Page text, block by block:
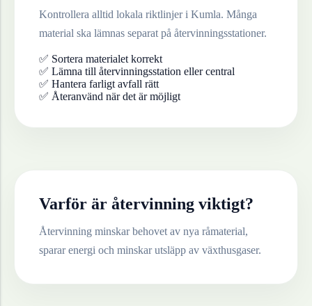
Kontrollera alltid lokala riktlinjer i Kumla. Många
material ska lämnas separat på återvinningsstationer.
✅ Sortera materialet korrekt
✅ Lämna till återvinningsstation eller central
✅ Hantera farligt avfall rätt
✅ Återanvänd när det är möjligt
Varför är återvinning viktigt?
Återvinning minskar behovet av nya råmaterial,
sparar energi och minskar utsläpp av växthusgaser.